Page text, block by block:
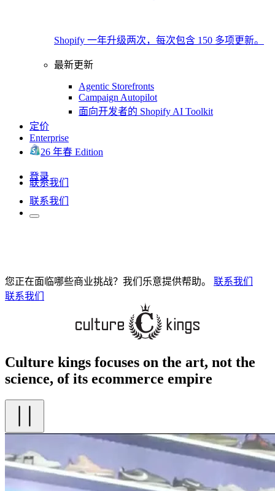
Shopify 一年升级两次，每次包含 150 多项更新。
最新更新
Agentic Storefronts
Campaign Autopilot
面向开发者的 Shopify AI Toolkit
定价
Enterprise
26 年春 Edition
登录
联系我们
联系我们
您正在面临哪些商业挑战？我们乐意提供帮助。
联系我们
联系我们
Culture kings focuses on the art, not the
science, of its ecommerce empire